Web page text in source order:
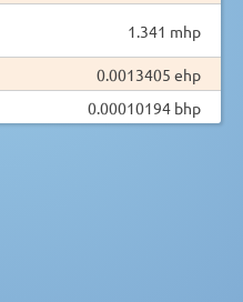
1.341 mhp
0.0013405 ehp
0.00010194 bhp